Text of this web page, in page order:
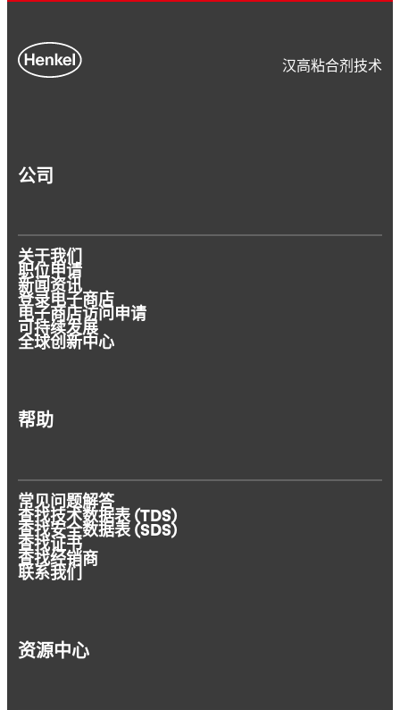
汉高粘合剂技术
公司
关于我们
职位申请
新闻资讯
登录电子商店
电子商店访问申请
可持续发展
全球创新中心
帮助
常见问题解答
查找技术数据表 (TDS)
查找安全数据表 (SDS)
查找证书
查找经销商
联系我们
资源中心